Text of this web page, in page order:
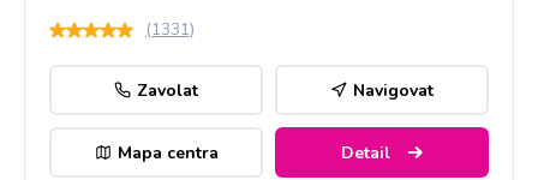
(1331)
Zavolat Navigovat
Mapa centra Detail